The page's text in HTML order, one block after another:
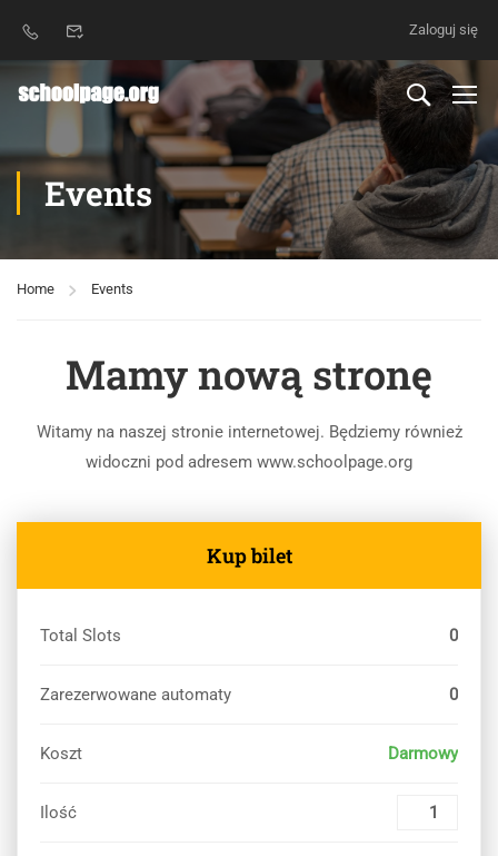
Zaloguj się
Events
Home Events
Mamy nową stronę
Witamy na naszej stronie internetowej. Będziemy również
widoczni pod adresem www.schoolpage.org
Kup bilet
Total Slots 0
Zarezerwowane automaty 0
Koszt Darmowy
Ilość